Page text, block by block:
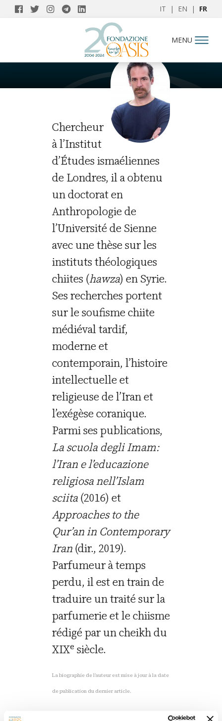
IT | EN | FR
MENU
Alessandro Cancian
Chercheur
à l’Institut
d’Études ismaéliennes
de Londres, il a obtenu
un doctorat en
Anthropologie de
l’Université de Sienne
avec une thèse sur les
instituts théologiques
chiites (hawza) en Syrie.
Ses recherches portent
sur le soufisme chiite
médiéval tardif,
moderne et
contemporain, l’histoire
intellectuelle et
religieuse de l’Iran et
l’exégèse coranique.
Parmi ses publications,
La scuola degli Imam:
l’Iran e l’educazione
religiosa nell’Islam
sciita (2016) et
Approaches to the
Qur’an in Contemporary
Iran (dir., 2019).
Parfumeur à temps
perdu, il est en train de
traduire un traité sur la
parfumerie et le chiisme
rédigé par un cheikh du
XIXe siècle.
La biographie de l’auteur est mise à jour à la date
de publication du dernier article.